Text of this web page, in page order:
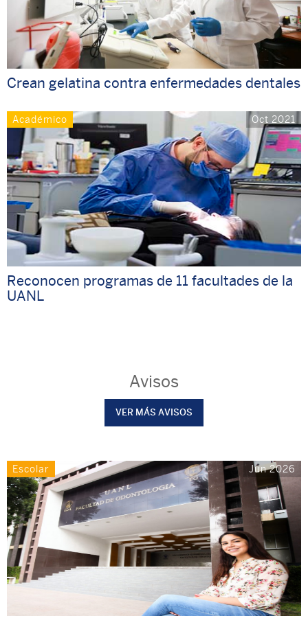
Crean gelatina contra enfermedades dentales
Académico Oct 2021
Reconocen programas de 11 facultades de la
UANL
Avisos
VER MÁS AVISOS
Escolar Jun 2026